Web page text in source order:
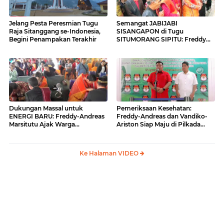
Jelang Pesta Peresmian Tugu
Raja Sitanggang se-Indonesia,
Begini Penampakan Terakhir
Semangat JABIJABI
SISANGAPON di Tugu
SITUMORANG SIPITU: Freddy
Dukungan Massal untuk
ENERGI BARU: Freddy-Andreas
Marsitutu Ajak Warga
Pemeriksaan Kesehatan:
Freddy-Andreas dan Vandiko-
Ariston Siap Maju di Pilkada
Ke Halaman VIDEO